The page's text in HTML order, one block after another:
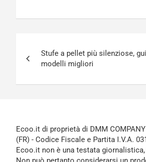
articoli
Stufe a pellet più silenziose,
modelli migliori
Ecoo.it di proprietà di DMM
(FR) - Codice Fiscale e Partita I.V.A.
Ecoo.it non è una testata